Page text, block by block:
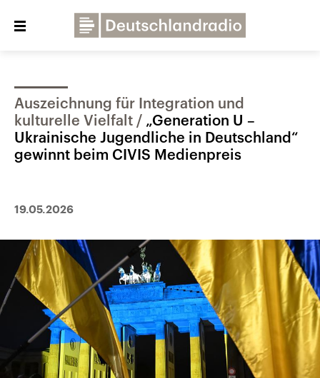
Close
Deutschlandfunk Nova
Über uns Programme Presse
Dialog und Kontakt Veranstaltungen
Auszeichnung für Integration und
kulturelle Vielfalt
„Generation U –
Ukrainische Jugendliche in Deutschland“
gewinnt beim CIVIS Medienpreis
19.05.2026